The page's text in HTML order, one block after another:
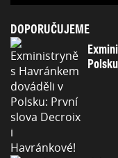
DOPORUČUJEME